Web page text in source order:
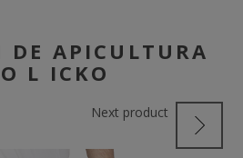
DE APICULTURA
L ICKO
Next product